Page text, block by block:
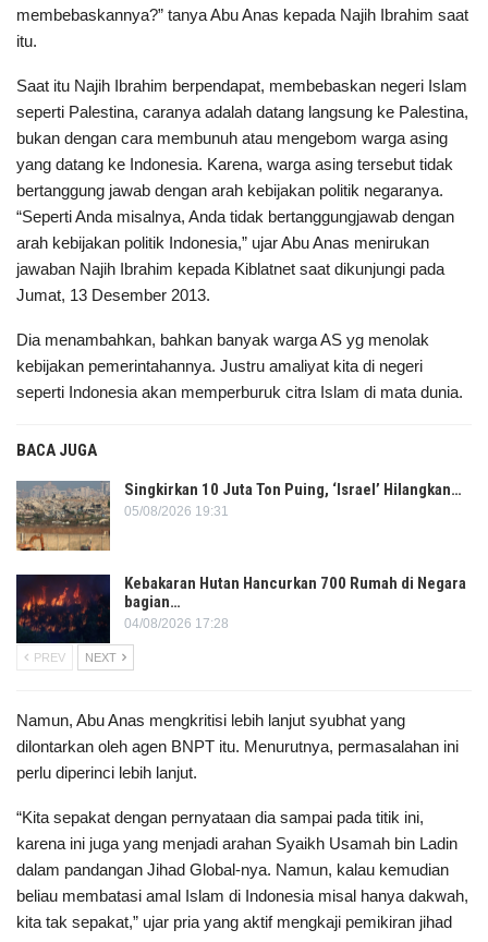
membebaskannya?” tanya Abu Anas kepada Najih Ibrahim saat
itu.
Saat itu Najih Ibrahim berpendapat, membebaskan negeri Islam
seperti Palestina, caranya adalah datang langsung ke Palestina,
bukan dengan cara membunuh atau mengebom warga asing
yang datang ke Indonesia. Karena, warga asing tersebut tidak
bertanggung jawab dengan arah kebijakan politik negaranya.
“Seperti Anda misalnya, Anda tidak bertanggungjawab dengan
arah kebijakan politik Indonesia,” ujar Abu Anas menirukan
jawaban Najih Ibrahim kepada Kiblatnet saat dikunjungi pada
Jumat, 13 Desember 2013.
Dia menambahkan, bahkan banyak warga AS yg menolak
kebijakan pemerintahannya. Justru amaliyat kita di negeri
seperti Indonesia akan memperburuk citra Islam di mata dunia.
BACA JUGA
Singkirkan 10 Juta Ton Puing, ‘Israel’ Hilangkan…
05/08/2026 19:31
Kebakaran Hutan Hancurkan 700 Rumah di Negara
bagian…
04/08/2026 17:28
PREV NEXT
Namun, Abu Anas mengkritisi lebih lanjut syubhat yang
dilontarkan oleh agen BNPT itu. Menurutnya, permasalahan ini
perlu diperinci lebih lanjut.
“Kita sepakat dengan pernyataan dia sampai pada titik ini,
karena ini juga yang menjadi arahan Syaikh Usamah bin Ladin
dalam pandangan Jihad Global-nya. Namun, kalau kemudian
beliau membatasi amal Islam di Indonesia misal hanya dakwah,
kita tak sepakat,” ujar pria yang aktif mengkaji pemikiran jihad